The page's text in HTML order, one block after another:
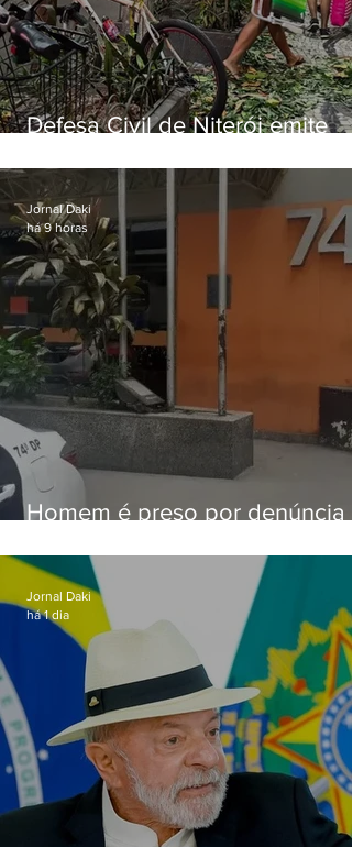
Defesa Civil de Niterói emite
sexta-feira (07)
Homem é preso por denúncia
Alcântara
Jornal Daki
há 9 horas
Jornal Daki
há 1 dia